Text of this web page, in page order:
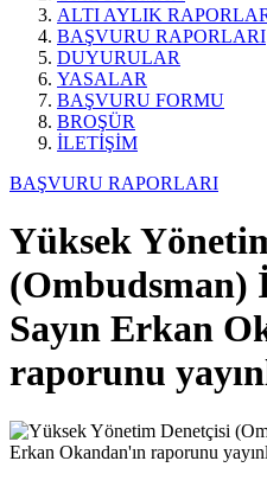
ALTI AYLIK
BAŞVURU RAPORLARI
DUYURULAR
YASALAR
BAŞVURU FORMU
BROŞÜR
İLETİŞİM
BAŞVURU RAPORLARI
Yüksek
(Ombudsman)
Sayın Erkan
raporunu